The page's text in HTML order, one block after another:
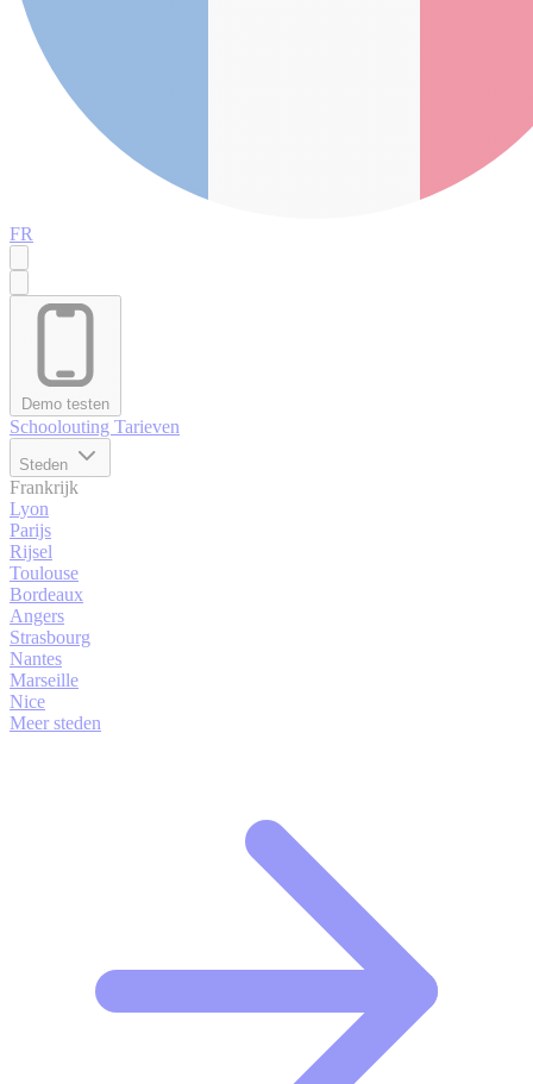
FR
Demo testen
Schoolouting Tarieven
Steden
Frankrijk
Lyon
Parijs
Rijsel
Toulouse
Bordeaux
Angers
Strasbourg
Nantes
Marseille
Nice
Meer steden